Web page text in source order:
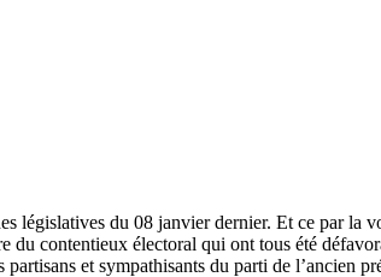
législatives du 08 janvier dernier. Et ce par la
contentieux électoral qui ont tous été
et sympathisants du parti de l’ancien